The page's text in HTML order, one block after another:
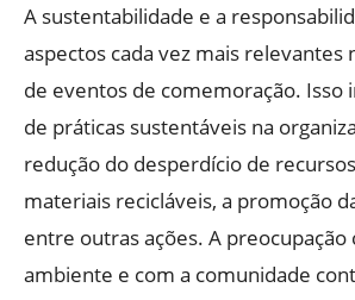
A sustentabilidade e a
aspectos cada vez mais relevantes
de eventos de comemoração. Isso
de práticas sustentáveis na
redução do desperdício de
materiais recicláveis, a promoção
entre outras ações. A
ambiente e com a comunidade